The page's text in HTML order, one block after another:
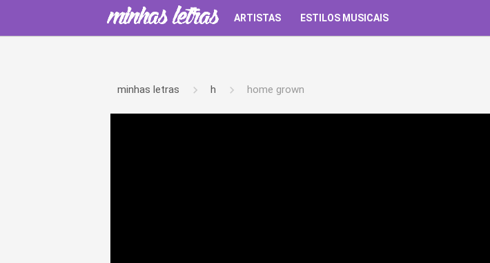
ARTISTAS ESTILOS MUSICAIS
minhas letras h home grown